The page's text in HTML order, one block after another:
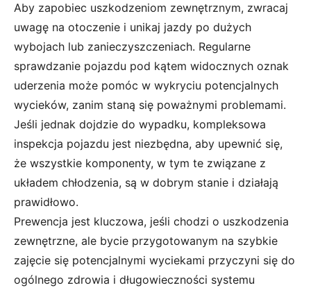
Aby zapobiec uszkodzeniom zewnętrznym, zwracaj
uwagę na otoczenie i unikaj jazdy po dużych
wybojach lub zanieczyszczeniach. Regularne
sprawdzanie pojazdu pod kątem widocznych oznak
uderzenia może pomóc w wykryciu potencjalnych
wycieków, zanim staną się poważnymi problemami.
Jeśli jednak dojdzie do wypadku, kompleksowa
inspekcja pojazdu jest niezbędna, aby upewnić się,
że wszystkie komponenty, w tym te związane z
układem chłodzenia, są w dobrym stanie i działają
prawidłowo.
Prewencja jest kluczowa, jeśli chodzi o uszkodzenia
zewnętrzne, ale bycie przygotowanym na szybkie
zajęcie się potencjalnymi wyciekami przyczyni się do
ogólnego zdrowia i długowieczności systemu